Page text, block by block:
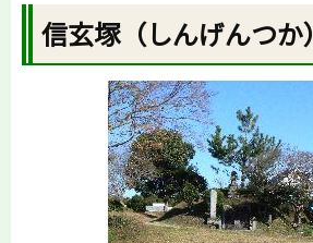
信玄塚（しんげんつか）